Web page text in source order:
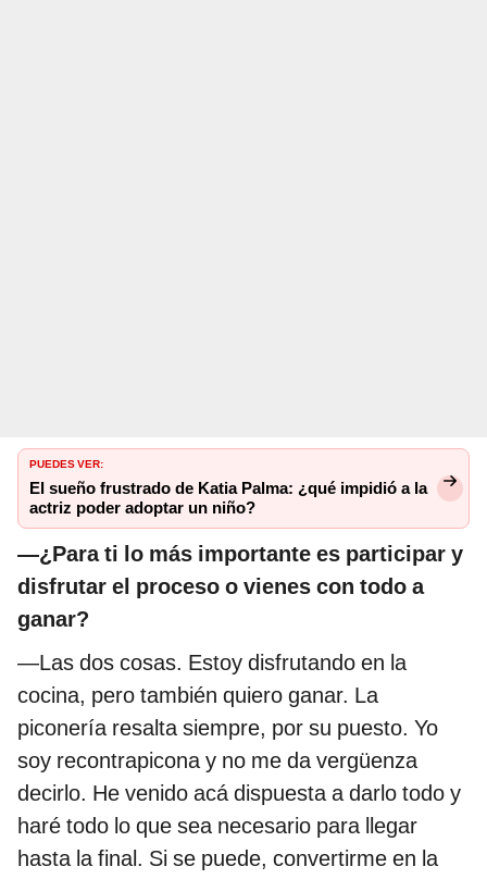
PUEDES VER:
El sueño frustrado de Katia Palma: ¿qué impidió a la
actriz poder adoptar un niño?
—¿Para ti lo más importante es participar y
disfrutar el proceso o vienes con todo a
ganar?
—Las dos cosas. Estoy disfrutando en la
cocina, pero también quiero ganar. La
piconería resalta siempre, por su puesto. Yo
soy recontrapicona y no me da vergüenza
decirlo. He venido acá dispuesta a darlo todo y
haré todo lo que sea necesario para llegar
hasta la final. Si se puede, convertirme en la